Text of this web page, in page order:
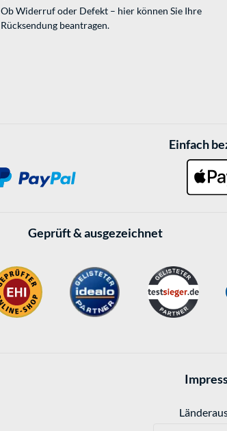
Ob Widerruf oder Defekt – hier können Sie Ihre
Rücksendung beantragen.
Einfach
Geprüft & ausgezeichnet